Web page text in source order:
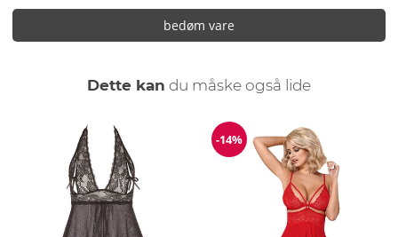
bedøm vare
Dette kan du måske også lide
Rabat
-14%